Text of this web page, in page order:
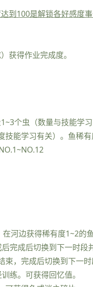
到100是解锁各好感度事
获得作业完成度。
个虫（数量与技能学
能学习有关）。鱼稀
河边获得稀有度1~2的
完成后切换到下一时
，完成后切换到下一
练。可获得回忆值。